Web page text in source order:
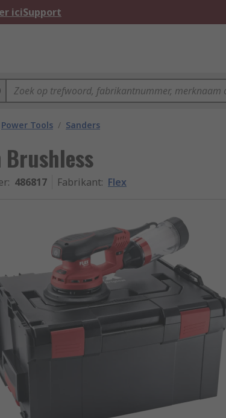
iciSupport
Power Tools / Sanders
Brushless
: 486817 Fabrikant: Flex